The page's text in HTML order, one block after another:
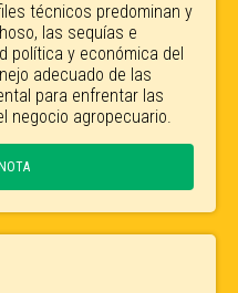
técnicos predominan y
las sequías e
política y económica del
adecuado de las
para enfrentar las
negocio agropecuario.